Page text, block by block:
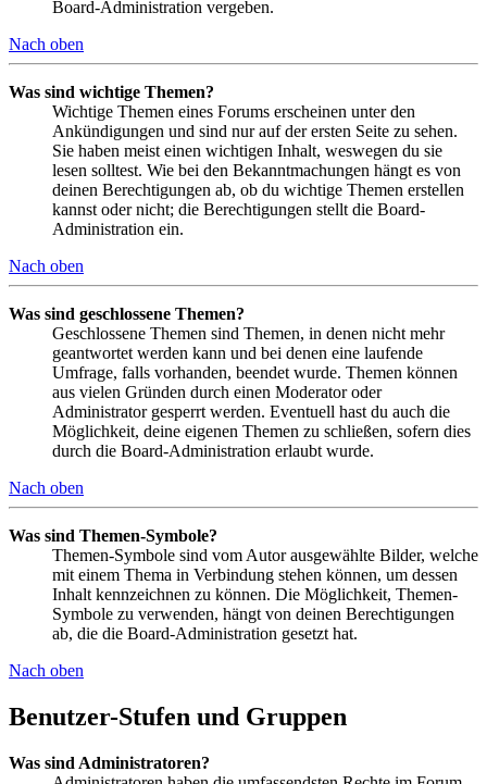
Board-Administration vergeben.
Nach oben
Was sind wichtige Themen?
Wichtige Themen eines Forums erscheinen unter den
Ankündigungen und sind nur auf der ersten Seite zu sehen.
Sie haben meist einen wichtigen Inhalt, weswegen du sie
lesen solltest. Wie bei den Bekanntmachungen hängt es von
deinen Berechtigungen ab, ob du wichtige Themen erstellen
kannst oder nicht; die Berechtigungen stellt die Board-
Administration ein.
Nach oben
Was sind geschlossene Themen?
Geschlossene Themen sind Themen, in denen nicht mehr
geantwortet werden kann und bei denen eine laufende
Umfrage, falls vorhanden, beendet wurde. Themen können
aus vielen Gründen durch einen Moderator oder
Administrator gesperrt werden. Eventuell hast du auch die
Möglichkeit, deine eigenen Themen zu schließen, sofern dies
durch die Board-Administration erlaubt wurde.
Nach oben
Was sind Themen-Symbole?
Themen-Symbole sind vom Autor ausgewählte Bilder, welche
mit einem Thema in Verbindung stehen können, um dessen
Inhalt kennzeichnen zu können. Die Möglichkeit, Themen-
Symbole zu verwenden, hängt von deinen Berechtigungen
ab, die die Board-Administration gesetzt hat.
Nach oben
Benutzer-Stufen und Gruppen
Was sind Administratoren?